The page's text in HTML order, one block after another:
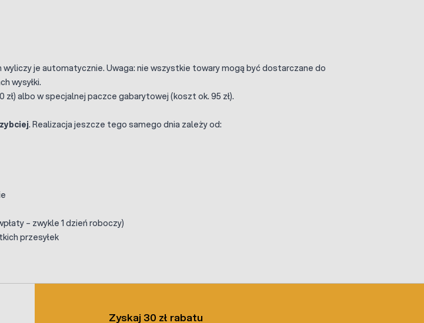
je automatycznie. Uwaga: nie wszystkie towary mogą być dostarczane do
wysyłki.
albo w specjalnej paczce gabarytowej (koszt ok. 95 zł).
. Realizacja jeszcze tego samego dnia zależy od:
– zwykle 1 dzień roboczy)
przesyłek
Zyskaj 30 zł rabatu